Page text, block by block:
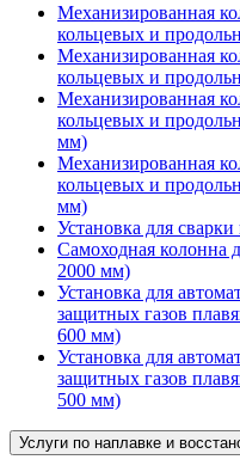
Механизированная
кольцевых и
Механизированная
кольцевых и
Механизированная
кольцевых и
мм)
Механизированная
кольцевых и
мм)
Установка для
Самоходная колонна
2000 мм)
Установка для
защитных газов
600 мм)
Установка для
защитных газов
500 мм)
Услуги по наплавке и